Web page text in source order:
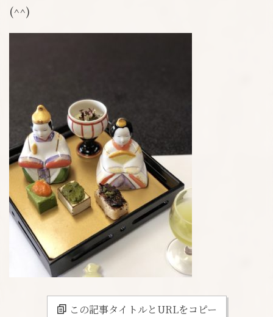
(^^)
この記事タイトルとURLをコピー